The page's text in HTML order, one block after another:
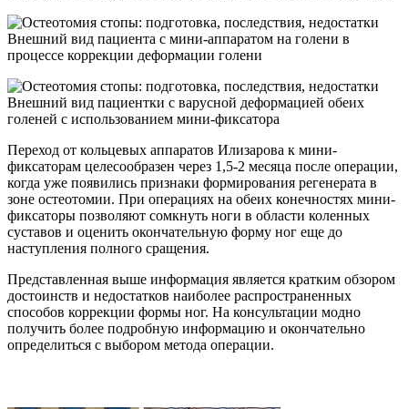
Внешний вид пациента с мини-аппаратом на голени в
процессе коррекции деформации голени
Внешний вид пациентки с варусной деформацией обеих
голеней с использованием мини-фиксатора
Переход от кольцевых аппаратов Илизарова к мини-
фиксаторам целесообразен через 1,5-2 месяца после операции,
когда уже появились признаки формирования регенерата в
зоне остеотомии. При операциях на обеих конечностях мини-
фиксаторы позволяют сомкнуть ноги в области коленных
суставов и оценить окончательную форму ног еще до
наступления полного сращения.
Представленная выше информация является кратким обзором
достоинств и недостатков наиболее распространенных
способов коррекции формы ног. На консультации модно
получить более подробную информацию и окончательно
определиться с выбором метода операции.